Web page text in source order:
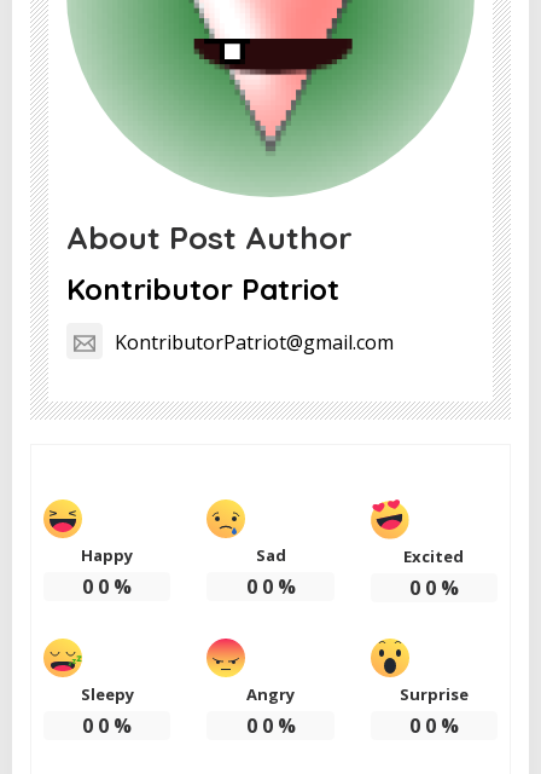
About Post Author
Kontributor Patriot
KontributorPatriot@gmail.com
Happy
0 0 %
Sad
0 0%
Excited
0 0%
Sleepy
0 0 %
Angry
0 0%
Surprise
0 0%